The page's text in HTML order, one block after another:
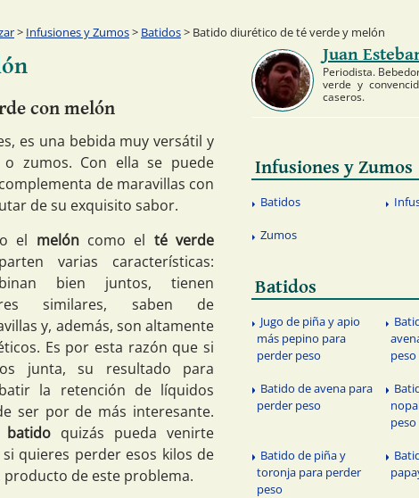
> Infusiones y Zumos> Batidos> Batido diurético de té verde y melón
con melón
es una bebida muy versátil y
zumos. Con ella se puede
de maravillas con
de su exquisito sabor.
el melóncomo el té verde
varias características:
bien juntos, tienen
similares, saben de
y, además, son altamente
Es por esta razón que si
junta, su resultado para
la retención de líquidos
ser por de más interesante.
batido quizás pueda venirte
quieres perder esos kilos de
producto de este problema.
Juan
Periodista.
verde y
caseros.
Infusiones y Zumos
Batidos
Zumos
Batidos
Jugo de piña y apio
más pepino para
perder peso
peso
Batido de avena para
perder peso
peso
Batido de piña y
toronja para perder
peso